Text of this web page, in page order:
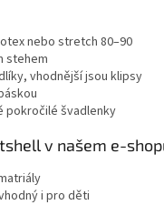
nebo stretch 80–90
stehem
vhodnější jsou klipsy
pokročilé švadlenky
v našem e-
i pro děti